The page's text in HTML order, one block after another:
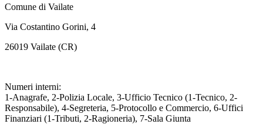
Comune di Vailate
Via Costantino Gorini, 4
26019 Vailate (CR)
Numeri interni:
1-Anagrafe, 2-Polizia Locale, 3-Ufficio Tecnico (1-Tecnico, 2-
Responsabile), 4-Segreteria, 5-Protocollo e Commercio, 6-Uffici
Finanziari (1-Tributi, 2-Ragioneria), 7-Sala Giunta